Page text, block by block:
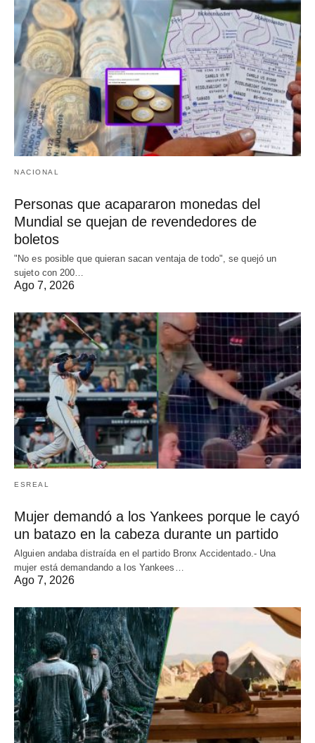
NACIONAL
Personas que acapararon monedas del
Mundial se quejan de revendedores de
boletos
"No es posible que quieran sacan ventaja de todo", se quejó un
sujeto con 200…
Ago 7, 2026
ESREAL
Mujer demandó a los Yankees porque le cayó
un batazo en la cabeza durante un partido
Alguien andaba distraída en el partido Bronx Accidentado.- Una
mujer está demandando a los Yankees…
Ago 7, 2026